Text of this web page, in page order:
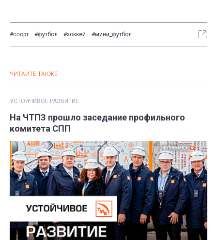
#спорт #футбол #хоккей #мини_футбол
ЧИТАЙТЕ ТАКЖЕ
УСТОЙЧИВОЕ РАЗВИТИЕ
На ЧТПЗ прошло заседание профильного
комитета СПП